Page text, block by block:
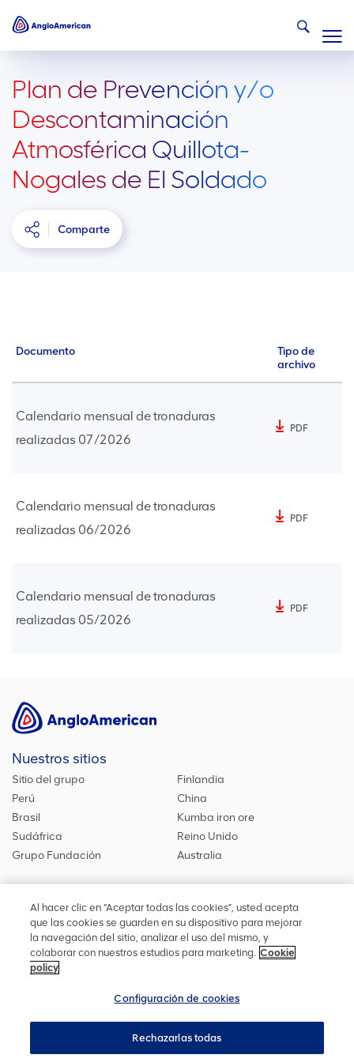
Plan de Prevención y/o
Descontaminación
Atmosférica Quillota-
Nogales de El Soldado
Comparte
Documento
Tipo de
archivo
Calendario mensual de tronaduras
realizadas 07/2026
PDF
Calendario mensual de tronaduras
realizadas 06/2026
PDF
Calendario mensual de tronaduras
realizadas 05/2026
PDF
Nuestros sitios
Sitio del grupo
Finlandia
Perú
China
Brasil
Kumba iron ore
Sudáfrica
Reino Unido
Grupo Fundación
Australia
Síguenos
Mantente actualizado acerca de nuestras iniciativas o
contáctanossi quieres saber más de nosotros.
Accesibilidad
Términos y condiciones
Al hacer clic en “Aceptar todas las cookies”, usted acepta
que las cookies se guarden en su dispositivo para mejorar
la navegación del sitio, analizar el uso del mismo, y
colaborar con nuestros estudios para marketing. Cookie
policy
Configuración de cookies
Rechazarlas todas